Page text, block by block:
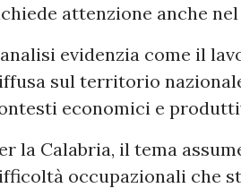
attenzione anche
evidenzia come il
sul territorio
economici e
la Calabria, il tema
occupazionali che